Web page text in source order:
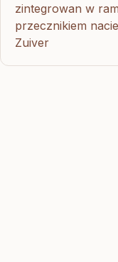
zintegrowan w
przecznikiem
Zuiver